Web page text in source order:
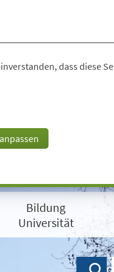
dass diese
Bildung
Universität